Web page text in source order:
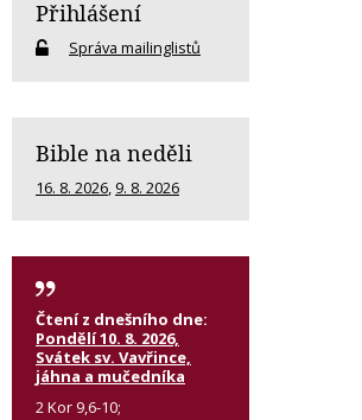
Přihlášení
Správa mailinglistů
Bible na neděli
16. 8. 2026, 9. 8. 2026
Čtení z dnešního dne:
Pondělí 10. 8. 2026,
Svátek sv. Vavřince,
jáhna a mučedníka
2 Kor 9,6-10;